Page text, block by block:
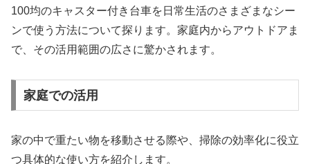
100均のキャスター付き台車を日常生活のさまざまなシー
ンで使う方法について探ります。家庭内からアウトドアま
で、その活用範囲の広さに驚かされます。
家庭での活用
家の中で重たい物を移動させる際や、掃除の効率化に役立
つ具体的な使い方を紹介します。